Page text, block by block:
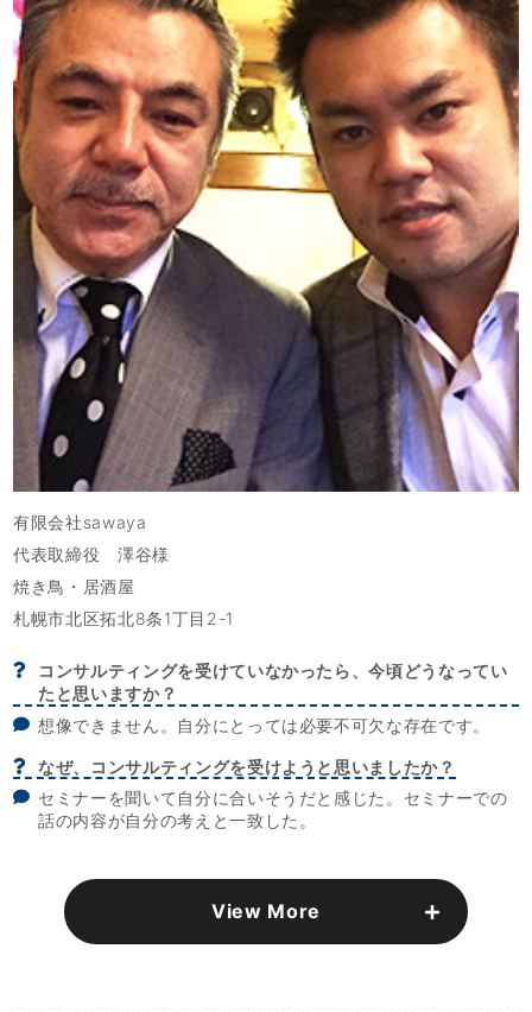
有限会社sawaya
代表取締役 澤谷様
焼き鳥・居酒屋
札幌市北区拓北8条1丁目2-1
コンサルティングを受けていなかったら、今頃どうなってい
たと思いますか？
想像できません。自分にとっては必要不可欠な存在です。
なぜ、コンサルティングを受けようと思いましたか？
セミナーを聞いて自分に合いそうだと感じた。セミナーでの
話の内容が自分の考えと一致した。
View More